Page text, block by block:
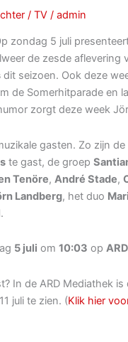
/TV /admin
zondag 5 juli
de zesde aflevering
dit seizoen. Ook deze
de Somerhitparade en
zorgt deze week
gasten. Zo zijn
te gast, de groep
Tenöre,André Stade,
Landberg, het duo
.
5 juli om10:03 opARD
In de ARD Mediathek is
juli te zien. (Klik hier